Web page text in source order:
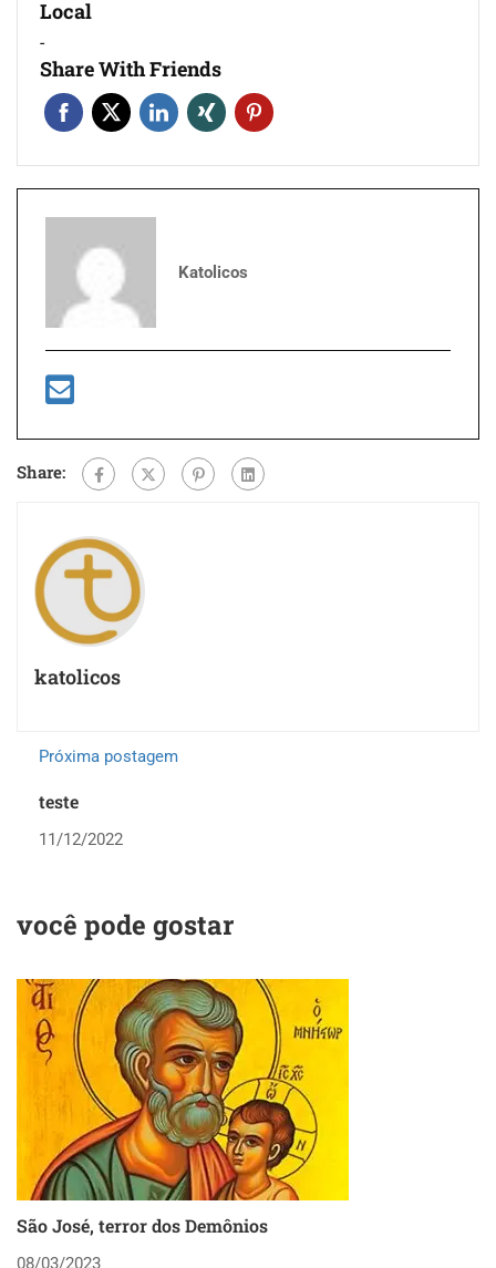
Local
-
Share With Friends
Katolicos
Share:
katolicos
Próxima postagem
teste
11/12/2022
você pode gostar
São José, terror dos Demônios
08/03/2023